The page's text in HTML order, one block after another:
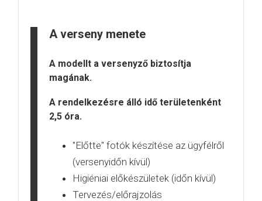
A verseny menete
A modellt a versenyző biztosítja
magának.
A rendelkezésre álló idő területenként
2,5 óra.
"Előtte" fotók készítése az ügyfélről
(versenyidőn kívül)
Higiéniai előkészületek (időn kívül)
Tervezés/előrajzolás